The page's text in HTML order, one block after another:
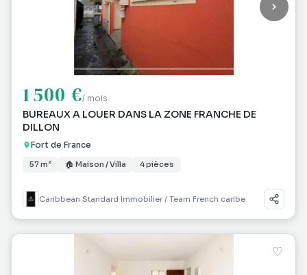
1 500 €/ mois
BUREAUX A LOUER DANS LA ZONE FRANCHE DE
DILLON
Fort de France
57 m² 🏠 Maison / Villa 4 pièces
Caribbean Standard Immobilier / Team French caribe
♡